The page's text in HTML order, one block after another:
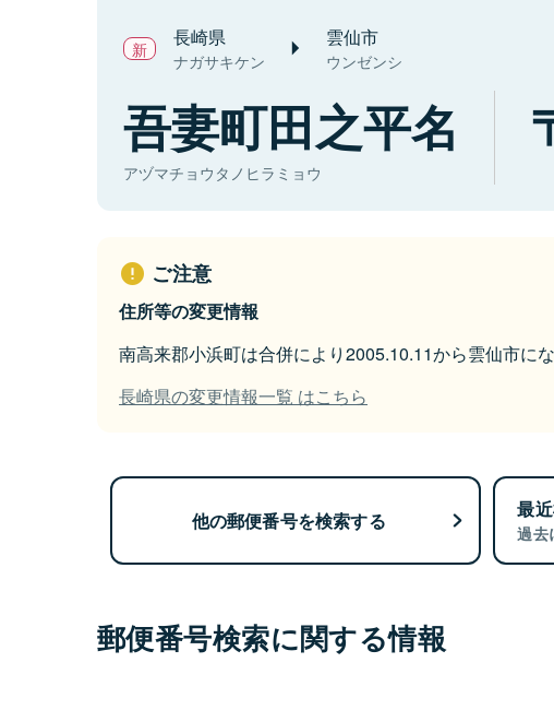
長崎県
ナガサキケン
雲仙市
ウンゼンシ
吾妻町田之平名
アヅマチョウタノヒラミョウ
ご注意
住所等の変更情報
南高来郡小浜町は合併により2005.10.11から雲仙市に
長崎県の変更情報一覧 はこちら
他の郵便番号を検索する 最
過去
郵便番号検索に関する情報